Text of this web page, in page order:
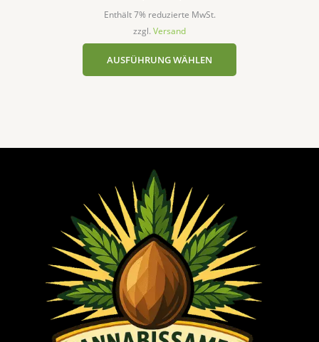
Enthält 7% reduzierte MwSt.
zzgl. Versand
AUSFÜHRUNG WÄHLEN